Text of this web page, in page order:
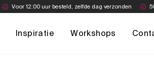
Voor 12:00 uur besteld, zelfde dag verzonden
Inspiratie Workshops